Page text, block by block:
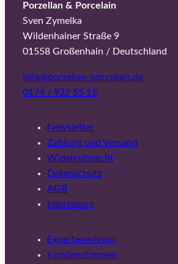
Porzellan & Porcelain
Sven Zymelka
Wildenhainer Straße 9
01558 Großenhain / Deutschland
info@porzellan-porcelain.de
0174 / 922 55 15
Newsletter
Zahlung und Versand
Widerrufsrecht
Datenschutz
AGB
Impressum
Expertenwissen
Kundenstimmen